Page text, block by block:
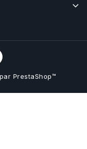
PrestaShop™